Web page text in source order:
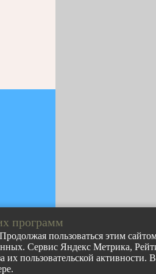
программ
пользоваться этим
Сервис Яндекс Метрика,
пользовательской активности.
с сайта